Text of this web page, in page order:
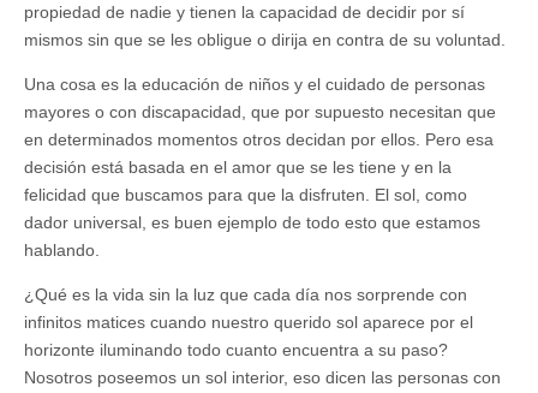
propiedad de nadie y tienen la capacidad de decidir por sí
mismos sin que se les obligue o dirija en contra de su voluntad.
Una cosa es la educación de niños y el cuidado de personas
mayores o con discapacidad, que por supuesto necesitan que
en determinados momentos otros decidan por ellos. Pero esa
decisión está basada en el amor que se les tiene y en la
felicidad que buscamos para que la disfruten. El sol, como
dador universal, es buen ejemplo de todo esto que estamos
hablando.
¿Qué es la vida sin la luz que cada día nos sorprende con
infinitos matices cuando nuestro querido sol aparece por el
horizonte iluminando todo cuanto encuentra a su paso?
Nosotros poseemos un sol interior, eso dicen las personas con